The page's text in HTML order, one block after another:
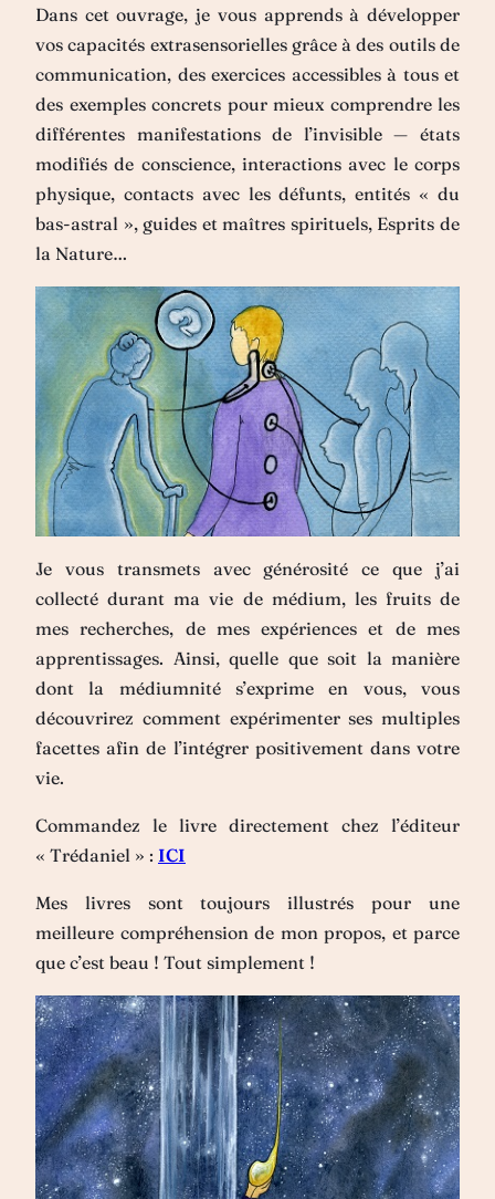
Dans cet ouvrage, je vous apprends à développer
vos capacités extrasensorielles grâce à des outils de
communication, des exercices accessibles à tous et
des exemples concrets pour mieux comprendre les
différentes manifestations de l’invisible — états
modifiés de conscience, interactions avec le corps
physique, contacts avec les défunts, entités « du
bas-astral », guides et maîtres spirituels, Esprits de
la Nature…
Je vous transmets avec générosité ce que j’ai
collecté durant ma vie de médium, les fruits de
mes recherches, de mes expériences et de mes
apprentissages. Ainsi, quelle que soit la manière
dont la médiumnité s’exprime en vous, vous
découvrirez comment expérimenter ses multiples
facettes afin de l’intégrer positivement dans votre
vie.
Commandez le livre directement chez l’éditeur
« Trédaniel » : ICI
Mes livres sont toujours illustrés pour une
meilleure compréhension de mon propos, et parce
que c’est beau ! Tout simplement !